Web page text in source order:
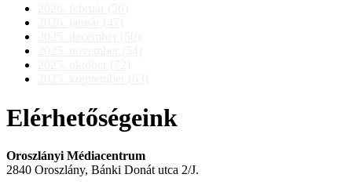
Elérhetőségeink
Oroszlányi Médiacentrum
2840 Oroszlány, Bánki Donát utca 2/J.